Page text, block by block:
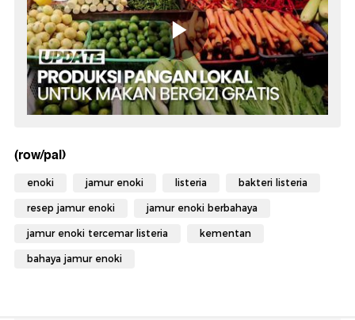
(row/pal)
enoki jamur enoki listeria bakteri listeria
resep jamur enoki jamur enoki berbahaya
jamur enoki tercemar listeria kementan
bahaya jamur enoki